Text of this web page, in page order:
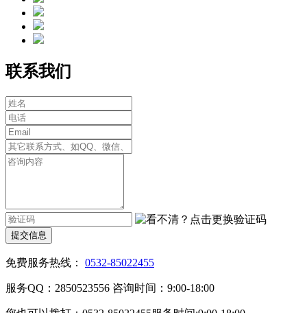
联系我们
提交信息
免费服务热线： 0532-85022455
服务QQ：2850523556 咨询时间：9:00-18:00